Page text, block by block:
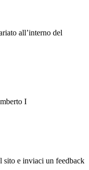
all’interno del
I
sito e inviaci un feedback